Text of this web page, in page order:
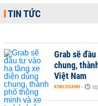
TIN TỨC
Grab sẽ
chung,
Việt Nam
KINH DOANH -